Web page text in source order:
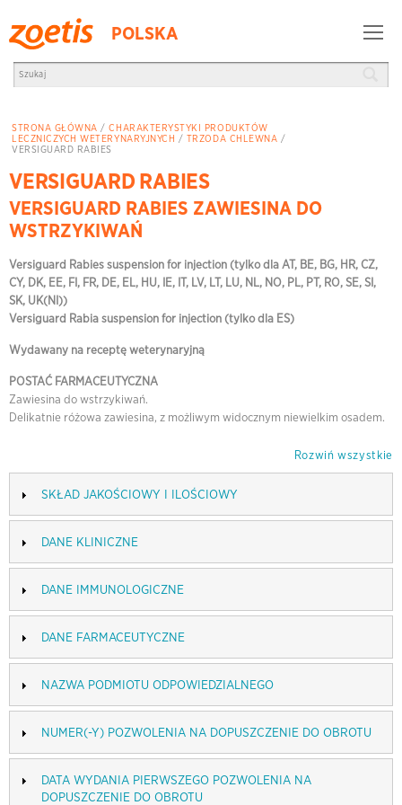
POLSKA
STRONA GŁÓWNA /CHARAKTERYSTYKI PRODUKTÓW
LECZNICZYCH WETERYNARYJNYCH / TRZODA CHLEWNA /
VERSIGUARD RABIES
VERSIGUARD RABIES
VERSIGUARD RABIES ZAWIESINA DO
WSTRZYKIWAŃ
Versiguard Rabies suspension for injection (tylko dla AT, BE, BG, HR, CZ,
CY, DK, EE, FI, FR, DE, EL, HU, IE, IT, LV, LT, LU, NL, NO, PL, PT, RO, SE, SI,
SK, UK(NI))
Versiguard Rabia suspension for injection (tylko dla ES)
Wydawany na receptę weterynaryjną
POSTAĆ FARMACEUTYCZNA
Zawiesina do wstrzykiwań.
Delikatnie różowa zawiesina, z możliwym widocznym niewielkim osadem.
Rozwiń wszystkie
SKŁAD JAKOŚCIOWY I ILOŚCIOWY
DANE KLINICZNE
DANE IMMUNOLOGICZNE
DANE FARMACEUTYCZNE
NAZWA PODMIOTU ODPOWIEDZIALNEGO
NUMER(-Y) POZWOLENIA NA DOPUSZCZENIE DO OBROTU
DATA WYDANIA PIERWSZEGO POZWOLENIA NA
DOPUSZCZENIE DO OBROTU